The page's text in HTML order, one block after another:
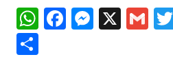
WhatsApp
Facebook
X